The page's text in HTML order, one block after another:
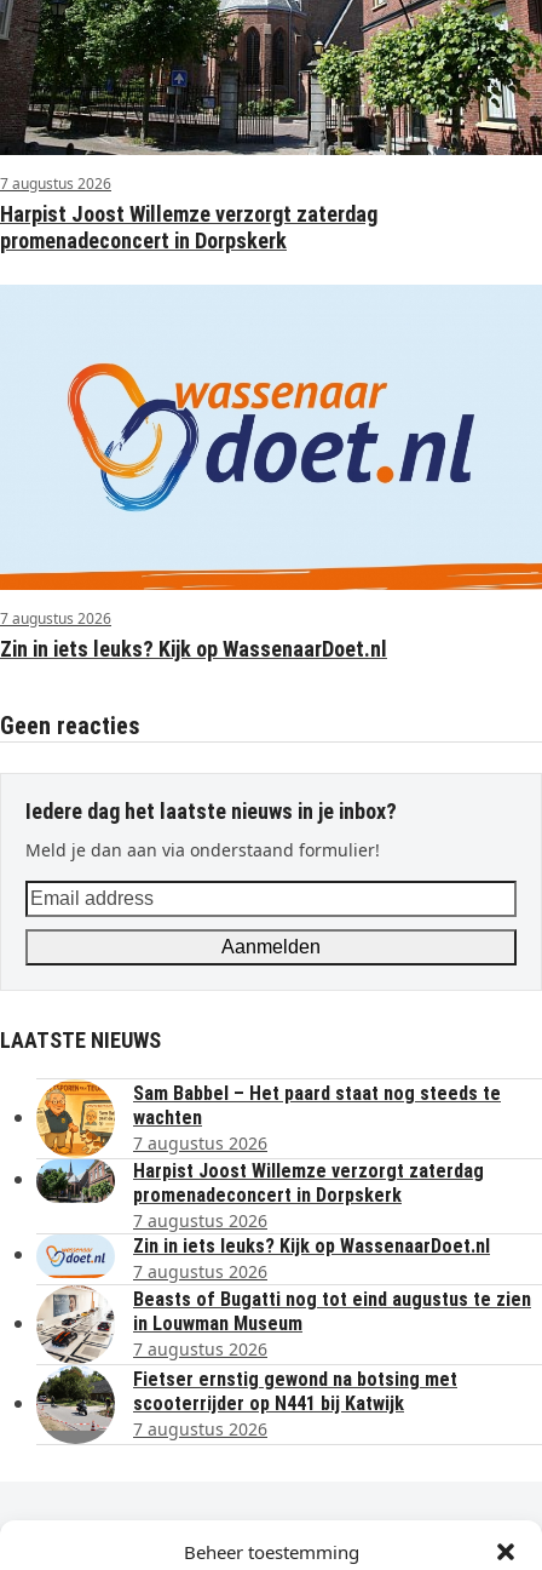
Beheer toestemming
7 augustus 2026
Harpist Joost Willemze verzorgt zaterdag
promenadeconcert in Dorpskerk
7 augustus 2026
Zin in iets leuks? Kijk op WassenaarDoet.nl
Geen reacties
Iedere dag het laatste nieuws in je inbox?
Meld je dan aan via onderstaand formulier!
Email
address
Aanmelden
LAATSTE NIEUWS
Sam Babbel – Het paard staat nog steeds te
wachten
7 augustus 2026
Harpist Joost Willemze verzorgt zaterdag
promenadeconcert in Dorpskerk
7 augustus 2026
Zin in iets leuks? Kijk op WassenaarDoet.nl
7 augustus 2026
Beasts of Bugatti nog tot eind augustus te zien
in Louwman Museum
7 augustus 2026
Fietser ernstig gewond na botsing met
scooterrijder op N441 bij Katwijk
7 augustus 2026
Dagelijks het laatste nieuws in je e-mail?